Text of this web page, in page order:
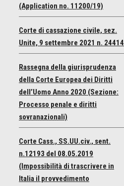
(Application no. 11200/19)
Corte di cassazione civile, sez.
Unite, 9 settembre 2021 n. 24414
Rassegna della giurisprudenza
della Corte Europea dei Diritti
dell’Uomo Anno 2020 (Sezione:
Processo penale e diritti
sovranazionali)
Corte Cass., SS.UU.civ., sent.
n.12193 del 08.05.2019
(Impossibilità di trascrivere in
Italia il provvedimento